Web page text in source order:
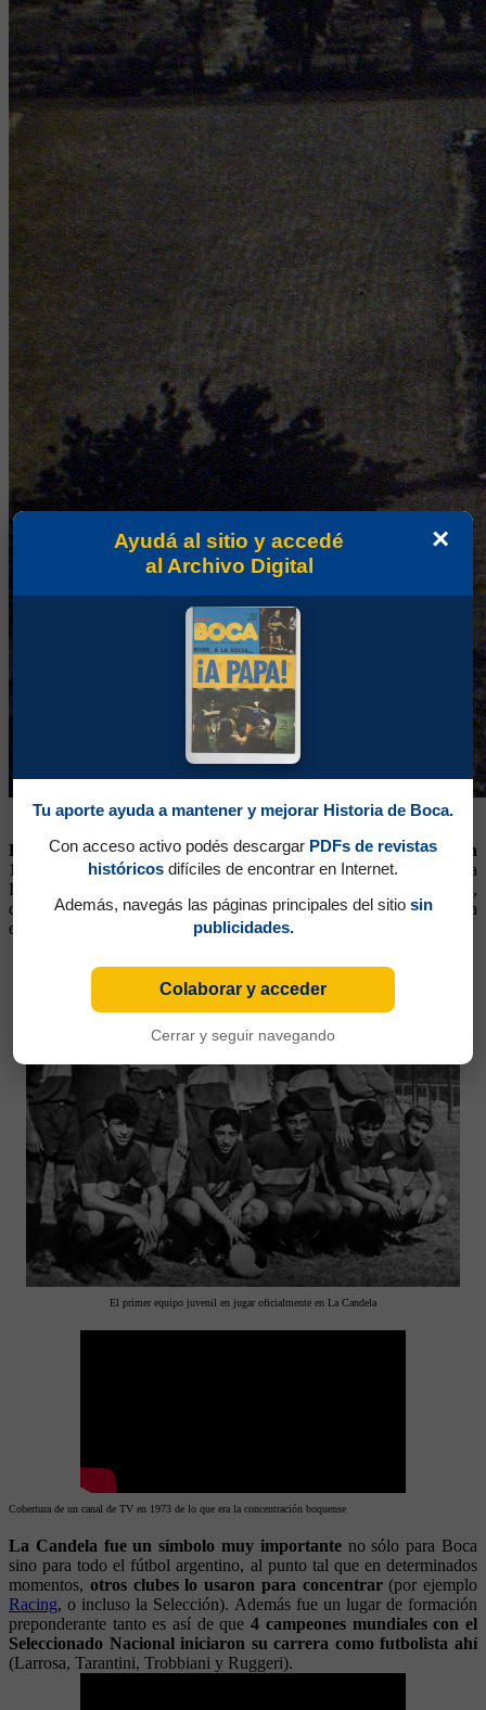
Los comienzos de la obra para tener un campo de juego en condiciones
Las divisiones inferiores comenzaron a jugar en La Candela en
1968
(el primer partido fue la goleada 5-0 de la Novena a
Independiente). También empezaron a tener su lugar de pensión,
con cuidados médicos, biblioteca, alimentación y acceso a la
escolaridad.
El primer equipo juvenil en jugar oficialmente en La Candela
Cobertura de un canal de TV en 1973 de lo que era la concentración boquense
La Candela fue un símbolo muy importanteno sólo para Boca
sino para todo el fútbol argentino, al punto tal que en determinados
momentos, otros clubes lo usaron para concentrar(por ejemplo
Racing, o incluso la Selección). Además fue un lugar de formación
preponderante tanto es así de que4 campeones mundiales con el
Seleccionado Nacional iniciaron su carrera como futbolista ahí
(Larrosa, Tarantini, Trobbiani y Ruggeri).
×
Ayudá al sitio y accedé
al Archivo Digital
Tu aporte ayuda a mantener y mejorar Historia de Boca.
Con acceso activo podés descargar PDFs de revistas
históricos difíciles de encontrar en Internet.
Además, navegás las páginas principales del sitio sin
publicidades.
Colaborar y acceder
Cerrar y seguir navegando